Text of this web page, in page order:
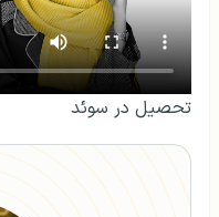
تحصیل در سوئد